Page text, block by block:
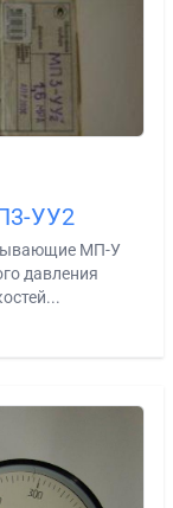
УУ2
МП-У
давления